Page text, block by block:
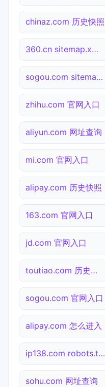
chinaz.com 历史快照
360.cn sitemap.xml检测
sogou.com sitemap.xml检测
zhihu.com 官网入口
aliyun.com 网址查询
mi.com 官网入口
alipay.com 历史快照
163.com 官网入口
jd.com 官网入口
toutiao.com 历史快照
sogou.com 官网入口
alipay.com 怎么进入
ip138.com robots.txt检测
sohu.com 网址查询